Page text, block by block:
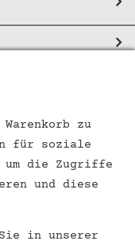
zu
für soziale
um die Zugriffe
und diese
in unserer